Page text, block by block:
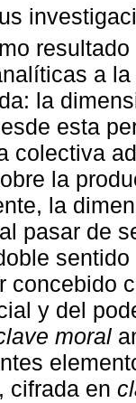
a
la
esta
colectiva
la
la
pasar de
concebido
y del
moral
cifrada en